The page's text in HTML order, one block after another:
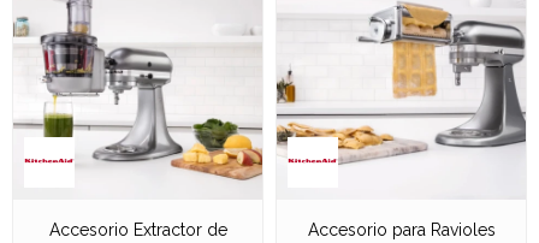
Accesorio Extractor de
Accesorio para Ravioles